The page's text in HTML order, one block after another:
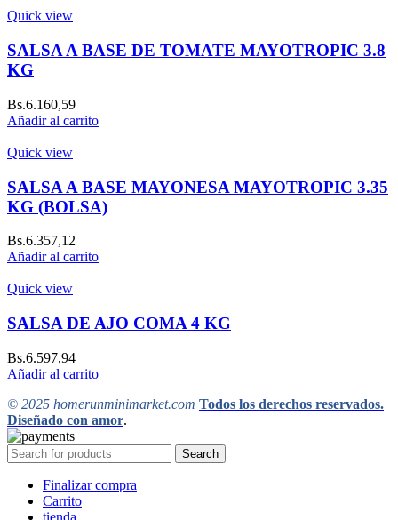
Quick view
SALSA A BASE DE TOMATE MAYOTROPIC 3.8
KG
Bs.6.160,59
Añadir al carrito
Quick view
SALSA A BASE MAYONESA MAYOTROPIC 3.35
KG (BOLSA)
Bs.6.357,12
Añadir al carrito
Quick view
SALSA DE AJO COMA 4 KG
Bs.6.597,94
Añadir al carrito
© 2025 homerunminimarket.com Todos los derechos reservados.
Diseñado con amor.
Search
Finalizar compra
Carrito
tienda